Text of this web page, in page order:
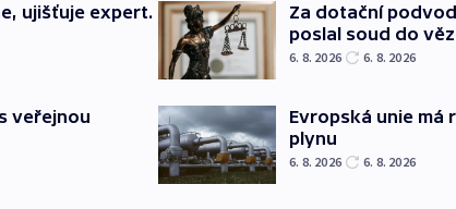
ujišťuje expert.
veřejnou
Za dotační
poslal soud do
6. 8. 2026 6. 8. 2026
Evropská unie má
plynu
6. 8. 2026 6. 8. 2026